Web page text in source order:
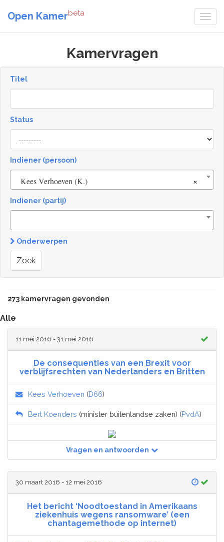
Open Kamerbeta
Kamervragen
Titel
Status
[invalid
name]
Indiener (persoon)
×
Kees Verhoeven (K.)
Indiener (partij)
Onderwerpen
Zoek
273 kamervragen gevonden
Alle
11 mei 2016 - 31 mei 2016
De consequenties van een Brexit voor
verblijfsrechten van Nederlanders en Britten
Kees Verhoeven (D66)
Bert Koenders (minister buitenlandse zaken) (PvdA)
Vragen en antwoorden
30 maart 2016 - 12 mei 2016
Het bericht ‘Noodtoestand in Amerikaans
ziekenhuis wegens ransomware’ (een
chantagemethode op internet)